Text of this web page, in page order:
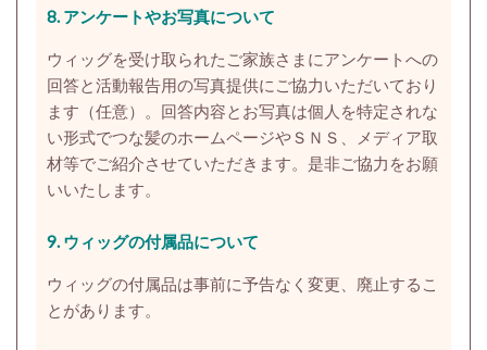
8. アンケートやお写真について
ウィッグを受け取られたご家族さまにアンケートへの
回答と活動報告用の写真提供にご協力いただいており
ます（任意）。回答内容とお写真は個人を特定されな
い形式でつな髪のホームページやＳＮＳ、メディア取
材等でご紹介させていただきます。 是非ご協力をお願
いいたします。
9. ウィッグの付属品について
ウィッグの付属品は事前に予告なく変更、廃止するこ
とがあります。